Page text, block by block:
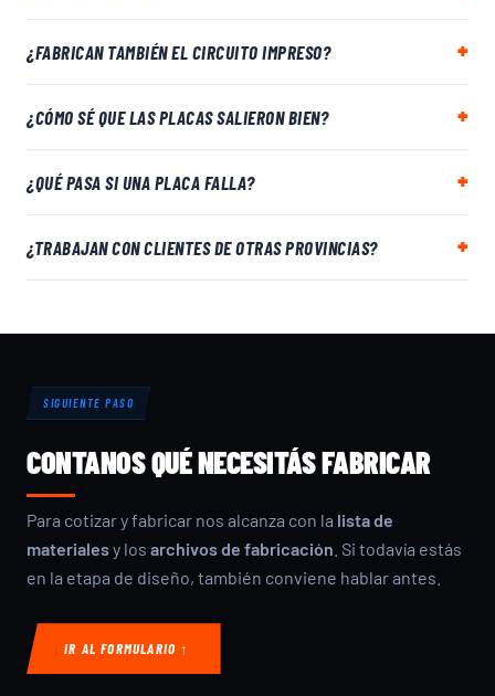
¿FABRICAN TAMBIÉN EL CIRCUITO IMPRESO?
¿CÓMO SÉ QUE LAS PLACAS SALIERON BIEN?
¿QUÉ PASA SI UNA PLACA FALLA?
¿TRABAJAN CON CLIENTES DE OTRAS PROVINCIAS?
SIGUIENTE PASO
CONTANOS QUÉ NECESITÁS FABRICAR
Para cotizar y fabricar nos alcanza con la lista de
materialesy los archivos de fabricación . Si todavía estás
en la etapa de diseño, también conviene hablar antes.
IR AL FORMULARIO ↑